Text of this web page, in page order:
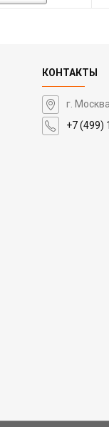
КОНТАКТЫ
г. Москва
+7 (499)